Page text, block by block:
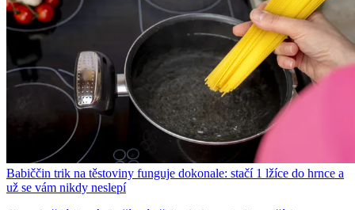
Babiččin trik na těstoviny funguje dokonale: stačí 1 lžíce do hrnce a
už se vám nikdy neslepí